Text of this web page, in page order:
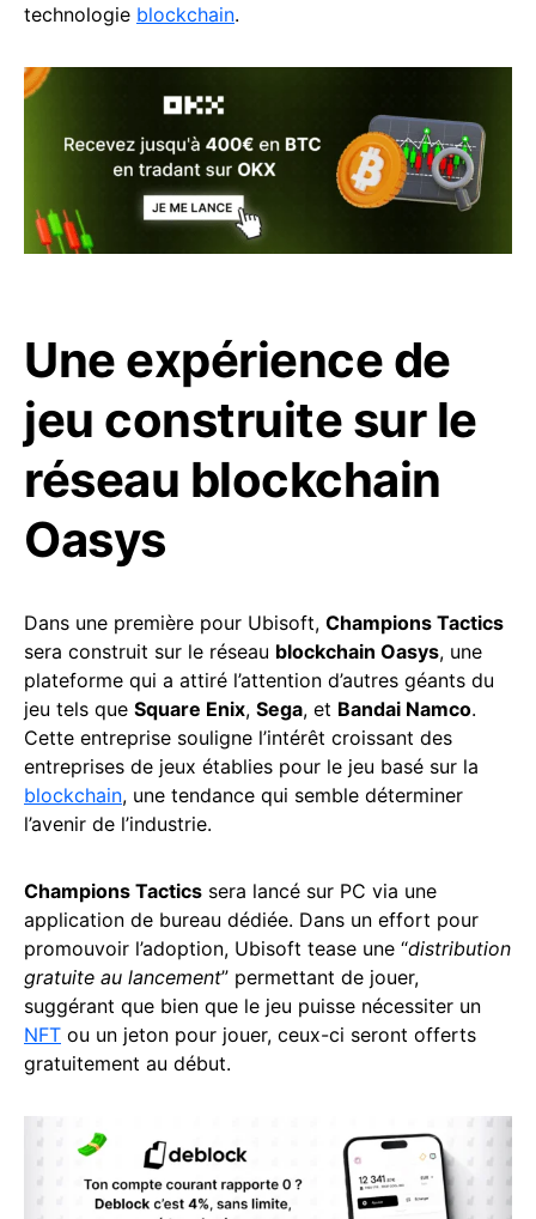
technologie blockchain.
Une expérience de
jeu construite sur le
réseau blockchain
Oasys
Dans une première pour Ubisoft, Champions Tactics
sera construit sur le réseau blockchain Oasys, une
plateforme qui a attiré l’attention d’autres géants du
jeu tels que Square Enix, Sega, et Bandai Namco.
Cette entreprise souligne l’intérêt croissant des
entreprises de jeux établies pour le jeu basé sur la
blockchain, une tendance qui semble déterminer
l’avenir de l’industrie.
Champions Tactics sera lancé sur PC via une
application de bureau dédiée. Dans un effort pour
promouvoir l’adoption, Ubisoft tease une “distribution
gratuite au lancement” permettant de jouer,
suggérant que bien que le jeu puisse nécessiter un
NFT ou un jeton pour jouer, ceux-ci seront offerts
gratuitement au début.